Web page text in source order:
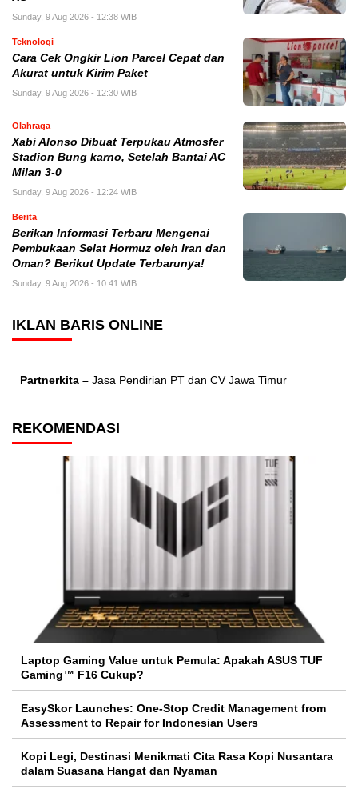
Sunday, 9 Aug 2026 - 12:38 WIB
Teknologi
Cara Cek Ongkir Lion Parcel Cepat dan
Akurat untuk Kirim Paket
Sunday, 9 Aug 2026 - 12:30 WIB
Olahraga
Xabi Alonso Dibuat Terpukau Atmosfer
Stadion Bung karno, Setelah Bantai AC
Milan 3-0
Sunday, 9 Aug 2026 - 12:24 WIB
Berita
Berikan Informasi Terbaru Mengenai
Pembukaan Selat Hormuz oleh Iran dan
Oman? Berikut Update Terbarunya!
Sunday, 9 Aug 2026 - 10:41 WIB
IKLAN BARIS ONLINE
Partnerkita – Jasa Pendirian PT dan CV Jawa Timur
REKOMENDASI
Laptop Gaming Value untuk Pemula: Apakah ASUS TUF
Gaming™ F16 Cukup?
EasySkor Launches: One-Stop Credit Management from
Assessment to Repair for Indonesian Users
Kopi Legi, Destinasi Menikmati Cita Rasa Kopi Nusantara
dalam Suasana Hangat dan Nyaman